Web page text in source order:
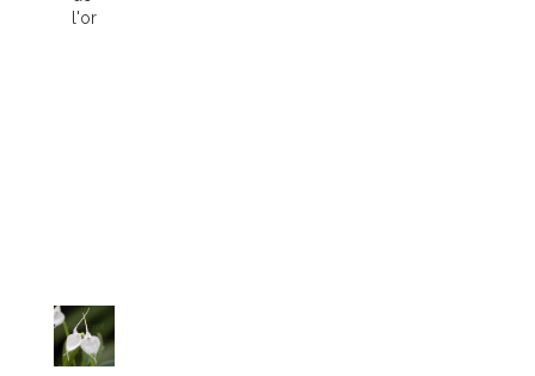
l'orchidée...